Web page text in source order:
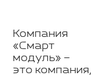
Компания
«Смарт
модуль» –
это компания,